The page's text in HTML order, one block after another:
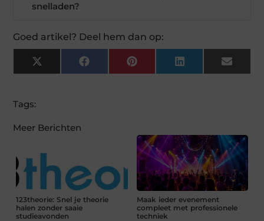
snelladen?
Goed artikel? Deel hem dan op:
X
(Twitter)
FacebookPinterest LinkedIn Email
Tags:
Meer Berichten
123theorie: Snel je theorie
halen zonder saaie
studieavonden
Maak ieder evenement
compleet met professionele
techniek